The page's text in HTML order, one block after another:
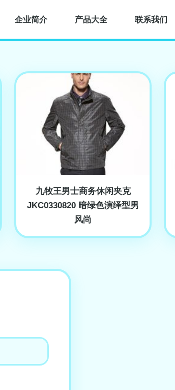
企业简介 产品大全 联系我们
九牧王男士商务休闲夹克
JKC0330820 暗绿色演绎型男
风尚